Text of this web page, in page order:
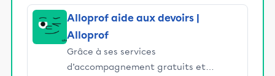
Alloprof aide aux devoirs |
Alloprof
Grâce à ses services
d’accompagnement gratuits et